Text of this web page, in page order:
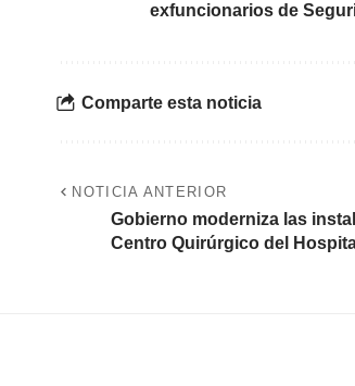
exfuncionarios de
Comparte esta noticia
NOTICIA ANTERIOR
Gobierno moderniza las
Centro Quirúrgico del